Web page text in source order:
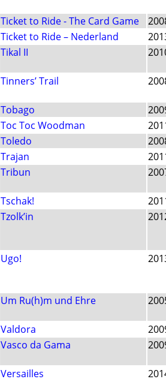
Ticket to Ride - The Card Game
Ticket to Ride – Nederland
Tikal II
Tinners’ Trail
Tobago
Toc Toc Woodman
Toledo
Trajan
Tribun
Tschak!
Tzolk’in
Ugo!
Um Ru(h)m und Ehre
Valdora
Vasco da Gama
Versailles